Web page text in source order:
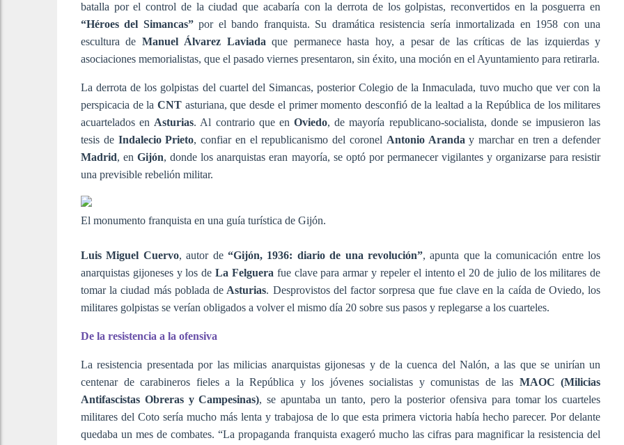
batalla por el control de la ciudad que acabaría con la derrota de los golpistas, reconvertidos en la posguerra en
“Héroes del Simancas”por el bando franquista. Su dramática resistencia sería inmortalizada en 1958 con una
escultura de Manuel Álvarez Laviadaque permanece hasta hoy, a pesar de las críticas de las izquierdas y
asociaciones memorialistas, que el pasado viernes presentaron, sin éxito, una moción en el Ayuntamiento para retirarla.
La derrota de los golpistas del cuartel del Simancas, posterior Colegio de la Inmaculada, tuvo mucho que ver con la
perspicacia de laCNT asturiana, que desde el primer momento desconfió de la lealtad a la República de los militares
acuartelados en Asturias. Al contrario que enOviedo, de mayoría republicano-socialista, donde se impusieron las
tesis de Indalecio Prieto, confiar en el republicanismo del coronel Antonio Aranda y marchar en tren a defender
Madrid, enGijón, donde los anarquistas eran mayoría, se optó por permanecer vigilantes y organizarse para resistir
una previsible rebelión militar.
El monumento franquista en una guía turística de Gijón.
Luis Miguel Cuervo, autor de “Gijón, 1936: diario de una revolución”, apunta que la comunicación entre los
anarquistas gijoneses y los deLa Felguera fue clave para armar y repeler el intento el 20 de julio de los militares de
tomar la ciudad más poblada de Asturias. Desprovistos del factor sorpresa que fue clave en la caída de Oviedo, los
militares golpistas se verían obligados a volver el mismo día 20 sobre sus pasos y replegarse a los cuarteles.
De la resistencia a la ofensiva
La resistencia presentada por las milicias anarquistas gijonesas y de la cuenca del Nalón, a las que se unirían un
centenar de carabineros fieles a la República y los jóvenes socialistas y comunistas de las MAOC (Milicias
Antifascistas Obreras y Campesinas), se apuntaba un tanto, pero la posterior ofensiva para tomar los cuarteles
militares del Coto sería mucho más lenta y trabajosa de lo que esta primera victoria había hecho parecer. Por delante
quedaba un mes de combates. “La propaganda franquista exageró mucho las cifras para magnificar la resistencia del